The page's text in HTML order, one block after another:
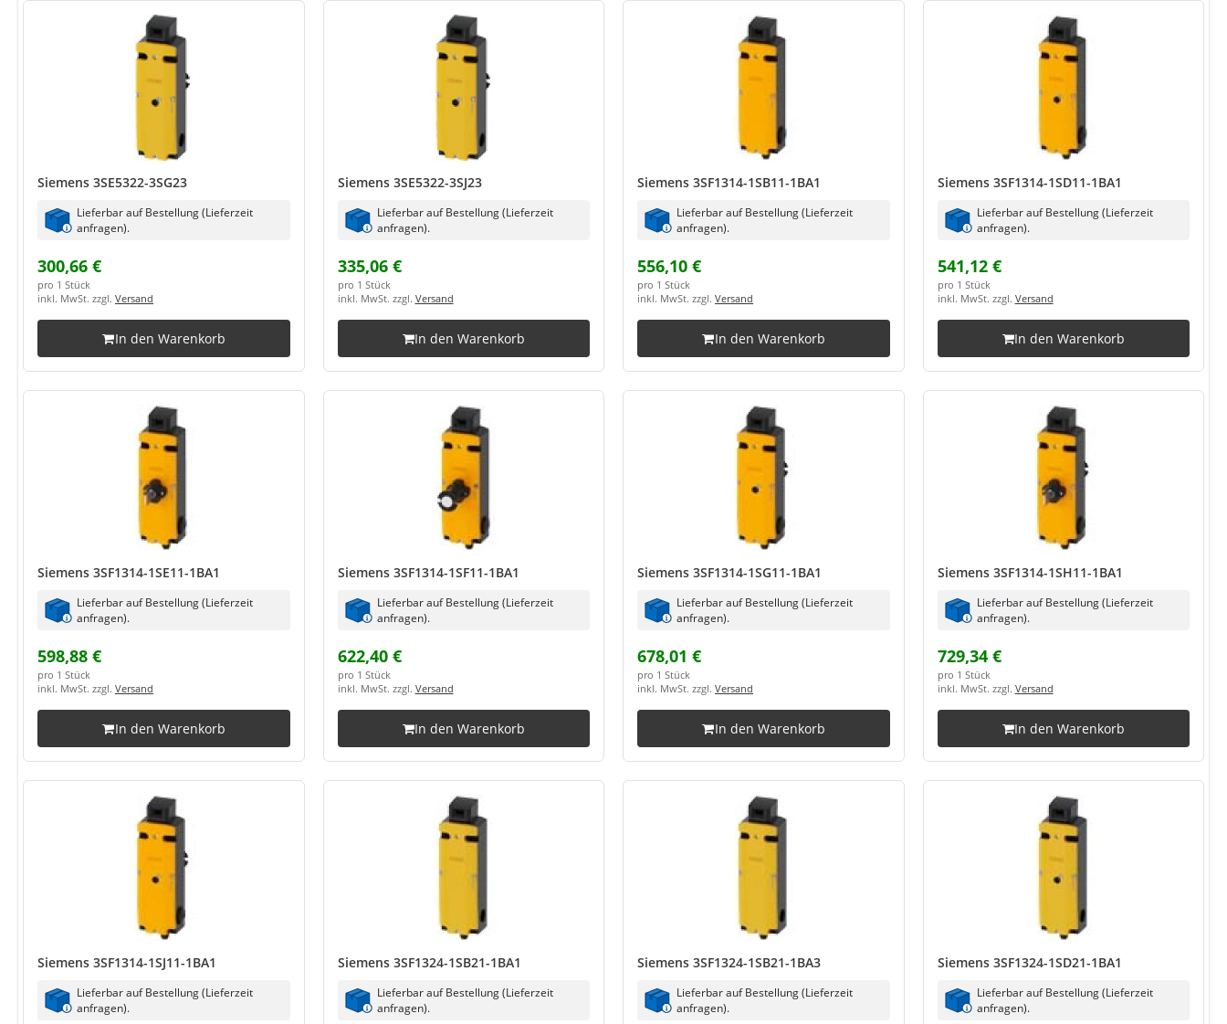
Siemens 3SE5322-3SG23
Lieferbar auf Bestellung (Lieferzeit
anfragen).
300,66 €
pro 1 Stück
inkl. MwSt. zzgl. Versand
In den Warenkorb
Siemens 3SE5322-3SJ23
Lieferbar auf Bestellung (Lieferzeit
anfragen).
335,06 €
pro 1 Stück
inkl. MwSt. zzgl. Versand
In den Warenkorb
Siemens 3SF1314-1SB11-1BA1
Lieferbar auf Bestellung (Lieferzeit
anfragen).
556,10 €
pro 1 Stück
inkl. MwSt. zzgl. Versand
In den Warenkorb
Siemens 3SF1314-1SD11-1BA1
Lieferbar auf Bestellung (Lieferzeit
anfragen).
541,12 €
pro 1 Stück
inkl. MwSt. zzgl. Versand
In den Warenkorb
Siemens 3SF1314-1SE11-1BA1
Lieferbar auf Bestellung (Lieferzeit
anfragen).
598,88 €
pro 1 Stück
inkl. MwSt. zzgl. Versand
In den Warenkorb
Siemens 3SF1314-1SF11-1BA1
Lieferbar auf Bestellung (Lieferzeit
anfragen).
622,40 €
pro 1 Stück
inkl. MwSt. zzgl. Versand
In den Warenkorb
Siemens 3SF1314-1SG11-1BA1
Lieferbar auf Bestellung (Lieferzeit
anfragen).
678,01 €
pro 1 Stück
inkl. MwSt. zzgl. Versand
In den Warenkorb
Siemens 3SF1314-1SH11-1BA1
Lieferbar auf Bestellung (Lieferzeit
anfragen).
729,34 €
pro 1 Stück
inkl. MwSt. zzgl. Versand
In den Warenkorb
Siemens 3SF1314-1SJ11-1BA1
Lieferbar auf Bestellung (Lieferzeit
anfragen).
Siemens 3SF1324-1SB21-1BA1
Lieferbar auf Bestellung (Lieferzeit
anfragen).
Siemens 3SF1324-1SB21-1BA3
Lieferbar auf Bestellung (Lieferzeit
anfragen).
Siemens 3SF1324-1SD21-1BA1
Lieferbar auf Bestellung (Lieferzeit
anfragen).